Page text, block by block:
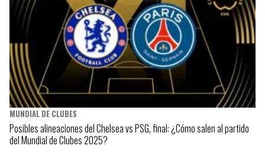
MUNDIAL DE CLUBES
Posibles alineaciones del Chelsea vs PSG, final: ¿Cómo salen al partido
del Mundial de Clubes 2025?